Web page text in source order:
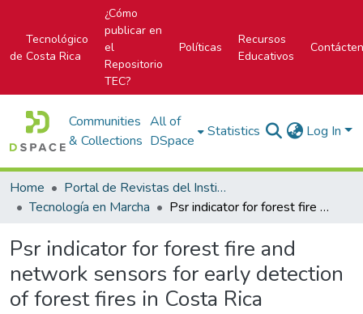
Tecnológico
de Costa Rica
¿Cómo
publicar en
el
Repositorio
TEC?
Políticas
Recursos
Educativos
Communities
& Collections
All of
DSpace
Statistics Log In
Home
Portal de Revistas del Instituto Tecnológico de Costa Rica
Tecnología en Marcha
Psr indicator for forest fire and network sensors for early detection of forest fires in Costa Rica
Psr indicator for forest fire and
network sensors for early detection
of forest fires in Costa Rica